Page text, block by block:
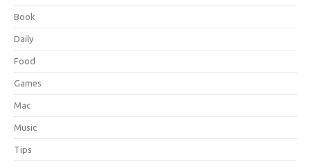
Book
Daily
Food
Games
Mac
Music
Tips